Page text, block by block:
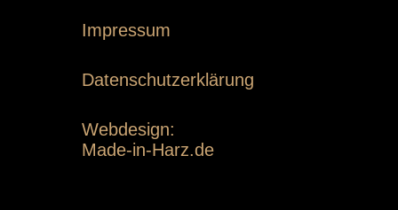
Impressum
Datenschutzerklärung
Webdesign:
Made-in-Harz.de